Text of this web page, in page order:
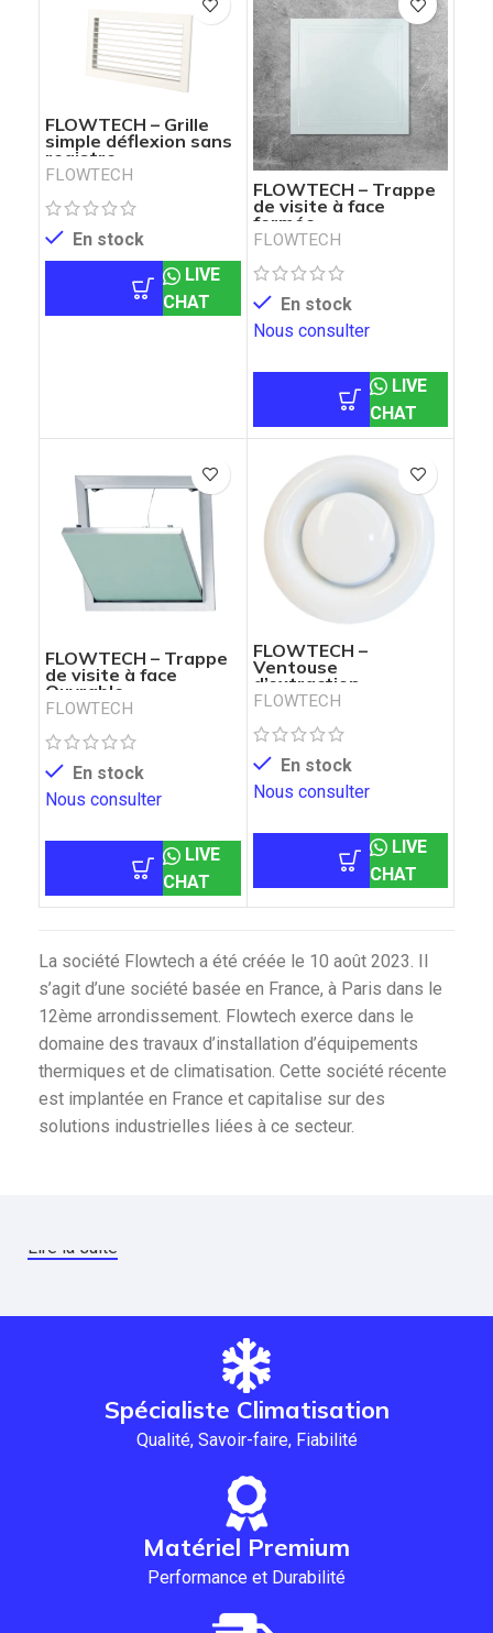
FLOWTECH – Grille
simple déflexion sans
registre
FLOWTECH
En stock
LIVE
CHAT
FLOWTECH – Trappe
de visite à face
fermée
FLOWTECH
En stock
Nous consulter
LIVE
CHAT
FLOWTECH – Trappe
de visite à face
Ouvrable
FLOWTECH
En stock
Nous consulter
LIVE
CHAT
FLOWTECH –
Ventouse
d’extraction
FLOWTECH
En stock
Nous consulter
LIVE
CHAT
La société Flowtech a été créée le 10 août 2023. Il
s’agit d’une société basée en France, à Paris dans le
12ème arrondissement. Flowtech exerce dans le
domaine des travaux d’installation d’équipements
thermiques et de climatisation. Cette société récente
est implantée en France et capitalise sur des
solutions industrielles liées à ce secteur.
Lire la suite
Spécialiste Climatisation
Qualité, Savoir-faire, Fiabilité
Matériel Premium
Performance et Durabilité